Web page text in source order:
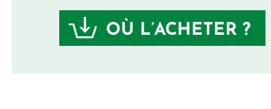
OÙ L’ACHETER ?